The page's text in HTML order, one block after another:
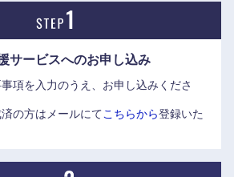
サービスへのお申し込み
項を入力のうえ、お申し込みくださ
の方はメールにてこちらから登録いた